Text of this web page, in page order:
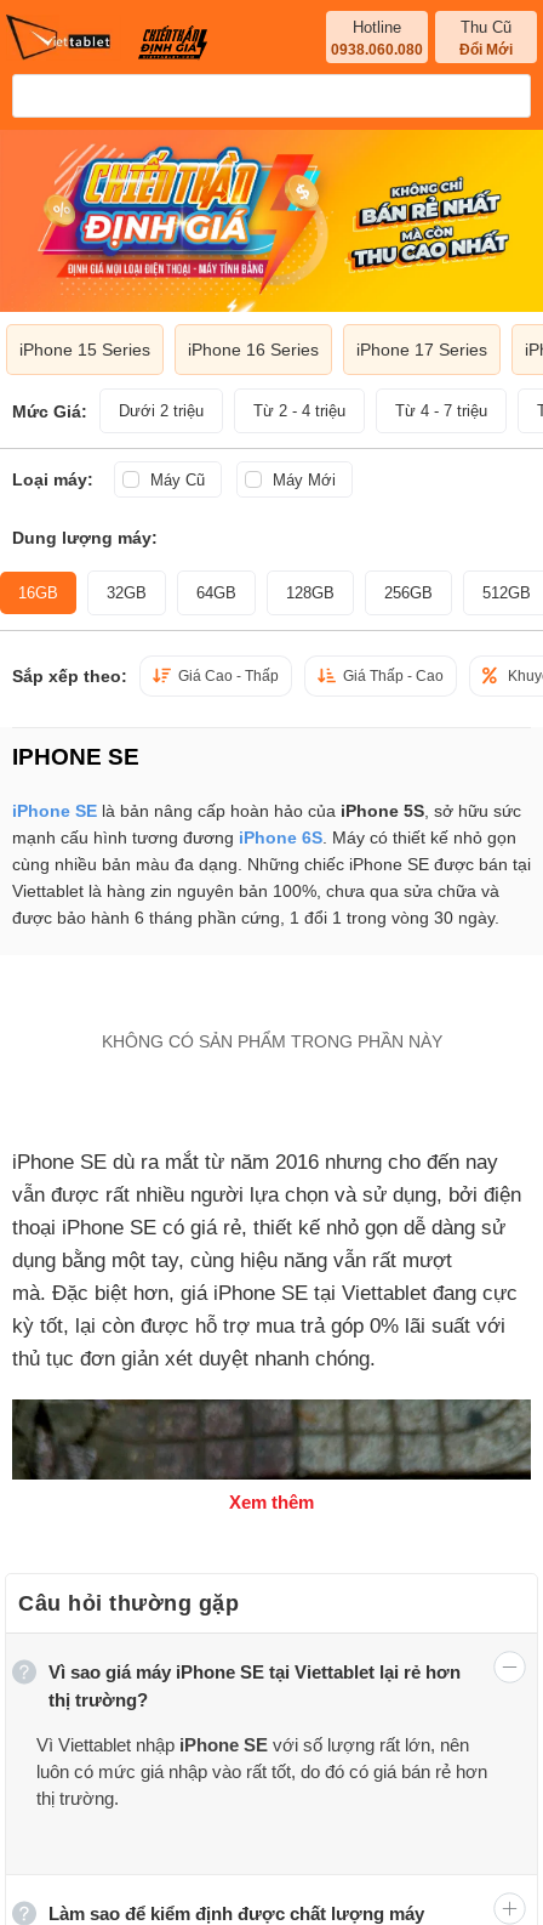
Hotline
0938.060.080
Thu Cũ
Đổi Mới
iPhone 15 Series iPhone 16 Series iPhone 17 Series
Mức Giá: Dưới 2 triệu Từ 2 - 4 triệu Từ 4 - 7 triệu
Loại máy: Máy Cũ Máy Mới
Dung lượng máy:
16GB 32GB 64GB 128GB 256GB 512GB
Sắp xếp theo: Giá Cao - Thấp Giá Thấp - Cao
IPHONE SE
iPhone SE là bản nâng cấp hoàn hảo của iPhone 5S , sở hữu sức
mạnh cấu hình tương đương iPhone 6S . Máy có thiết kế nhỏ gọn
cùng nhiều bản màu đa dạng. Những chiếc iPhone SE được bán tại
Viettablet là hàng zin nguyên bản 100%, chưa qua sửa chữa và
được bảo hành 6 tháng phần cứng, 1 đổi 1 trong vòng 30 ngày.
KHÔNG CÓ SẢN PHẨM TRONG PHẦN NÀY
iPhone SE dù ra mắt từ năm 2016 nhưng cho đến nay
vẫn được rất nhiều người lựa chọn và sử dụng, bởi điện
thoại iPhone SE có giá rẻ, thiết kế nhỏ gọn dễ dàng sử
dụng bằng một tay, cùng hiệu năng vẫn rất mượt
mà. Đặc biệt hơn, giá iPhone SE tại Viettablet đang cực
kỳ tốt, lại còn được hỗ trợ mua trả góp 0% lãi suất với
thủ tục đơn giản xét duyệt nhanh chóng.
Xem thêm
Câu hỏi thường gặp
Vì sao giá máy iPhone SE tại Viettablet lại rẻ hơn
thị trường?
Vì Viettablet nhập iPhone SE với số lượng rất lớn, nên
luôn có mức giá nhập vào rất tốt, do đó có giá bán rẻ hơn
thị trường.
Làm sao để kiểm định được chất lượng máy